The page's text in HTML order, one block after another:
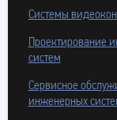
Системы
Проектирование
систем
Сервисное
инженерных